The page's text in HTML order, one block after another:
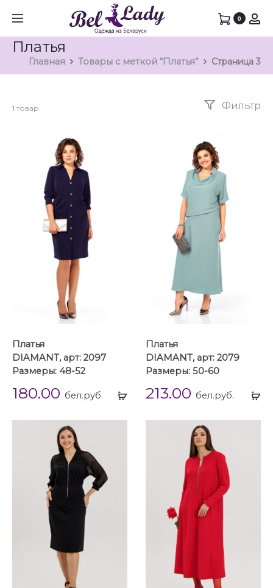
0
Платья
Главная Товары с меткой “Платья” Страница 3
1 товар Фильтр
Выбрать
Платья
DIAMANT, арт: 2097
Размеры: 48-52
180.00 бел.руб.
Платья
DIAMANT, арт: 2079
Размеры: 50-60
213.00 бел.руб.